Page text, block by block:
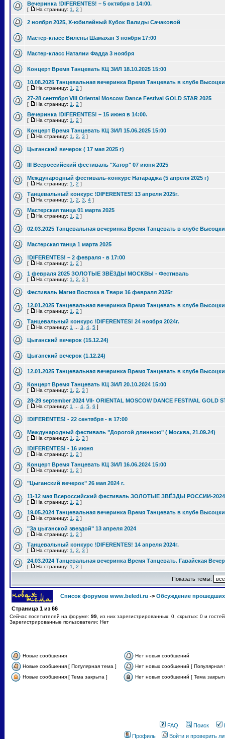
Вечеринка !DIFERENTES! – 5 октября в 14:00.
[ На страницу: 1 2 ]
2 ноября 2025, Х-юбилейный Кубок Валиды Сачаковой
Мастер-класс Вилены Шамахан 3 ноября 17:00
Мастер-класс Наталии Фадда 3 ноября
Концерт Время Танцевать КЦ ЗИЛ 18.10.2025 15:00
10.08.2025 Танцевальная вечеринка Время Танцевать в клубе
[ На страницу: 1 2 ]
27-28 сентября VIII Oriental Moscow Dance Festival GOLD STAR 2025
[ На страницу: 1 2 ]
Вечеринка !DIFERENTES! – 15 июня в 14:00.
[ На страницу: 1 2 ]
Концерт Время Танцевать КЦ ЗИЛ 15.06.2025 15:00
[ На страницу: 1 2 3 ]
Цыганский вечерок ( 17 мая 2025 г)
III Всероссийский фестиваль "Хатор" 07 июня 2025
Международный фестиваль-конкурс Натараджа (5 апреля 2025 г)
[ На страницу: 1 2 ]
Танцевальный конкурс !DIFERENTES! 13 апреля 2025г.
[ На страницу: 1 2 3 4 ]
Мастерская танца 01 марта 2025
[ На страницу: 1 2 ]
02.03.2025 Танцевальная вечеринка Время Танцевать в клубе
Мастерская танца 1 марта 2025
!DIFERENTES! – 2 февраля - в 17:00
[ На страницу: 1 2 ]
1 февраля 2025 ЗОЛОТЫЕ ЗВЁЗДЫ МОСКВЫ - Фестиваль
[ На страницу: 1 2 3 ]
Фестиваль Магия Востока в Твери 16 февраля 2025г
12.01.2025 Танцевальная вечеринка Время Танцевать в клубе
[ На страницу: 1 2 ]
Танцевальный конкурс !DIFERENTES! 24 ноября 2024г.
[ На страницу: 1 3 4 5 ]
Цыганский вечерок (15.12.24)
Цыганский вечерок (1.12.24)
12.01.2025 Танцевальная вечеринка Время Танцевать в клубе
Концерт Время Танцевать КЦ ЗИЛ 20.10.2024 15:00
[ На страницу: 1 2 3 ]
28-29 september 2024 VII- ORIENTAL MOSCOW DANCE FESTIVAL GOLD
[ На страницу: 1 4 5 6 ]
!DIFERENTES! - 22 сентября - в 17:00
Международный фестиваль "Дорогой длинною" ( Москва, 21.09.24)
[ На страницу: 1 2 3 ]
!DIFERENTES! - 16 июня
[ На страницу: 1 2 ]
Концерт Время Танцевать КЦ ЗИЛ 16.06.2024 15:00
[ На страницу: 1 2 ]
"Цыганский вечерок" 26 мая 2024 г.
11-12 мая Всероссийский фестиваль ЗОЛОТЫЕ ЗВЁЗДЫ РОССИИ-2024
[ На страницу: 1 2 ]
19.05.2024 Танцевальная вечеринка Время Танцевать в клубе
[ На страницу: 1 2 ]
"За цыганской звездой" 13 апреля 2024
[ На страницу: 1 2 ]
Танцевальный конкурс !DIFERENTES! 14 апреля 2024г.
[ На страницу: 1 2 3 ]
24.03.2024 Танцевальная вечеринка Время Танцевать. Гавайская
[ На страницу: 1 2 ]
Показать темы:
Список форумов www.beledi.ru -> Обсуждение
Страница 1 из 66
Сейчас посетителей на форуме: 99 , из них зарегистрированных: 0, скрытых: 0 и
Зарегистрированные пользователи: Нет
Новые сообщения
Нет новых сообщений
Новые сообщения [ Популярная тема ]
Нет новых сообщений [ Популярная
Новые сообщения [ Тема закрыта ]
Нет новых сообщений [ Тема
FAQ Поиск
Профиль
Войти и проверить